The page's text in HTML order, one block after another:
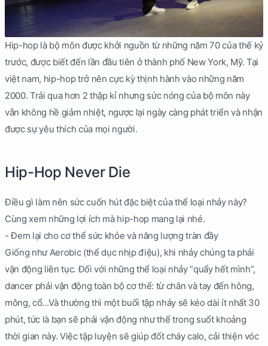
Hip-hop là bộ môn được khởi nguồn từ những năm 70 của thế kỷ
trước, được biết đến lần đầu tiên ở thành phố New York, Mỹ. Tại
việt nam, hip-hop trở nên cực kỳ thịnh hành vào những năm
2000. Trải qua hơn 2 thập kỉ nhưng sức nóng của bộ môn này
vẫn không hề giảm nhiệt, ngược lại ngày càng phát triển và nhận
được sự yêu thích của mọi người.
Hip-Hop Never Die
Điều gì làm nên sức cuốn hút đặc biệt của thể loại nhảy này?
Cùng xem những lợi ích mà hip-hop mang lại nhé.
- Đem lại cho cơ thể sức khỏe và năng lượng tràn đầy
Giống như Aerobic (thể dục nhịp điệu), khi nhảy chúng ta phải
vận động liên tục. Đối với những thể loại nhảy “quẩy hết mình”,
dancer phải vận động toàn bộ cơ thể: từ chân và tay đến hông,
mông, cổ...Và thường thì một buổi tập nhảy sẽ kéo dài ít nhất 30
phút, tức là bạn sẽ phải vận động như thế trong suốt khoảng
thời gian này. Việc tập luyện sẽ giúp đốt cháy calo, cải thiện vóc